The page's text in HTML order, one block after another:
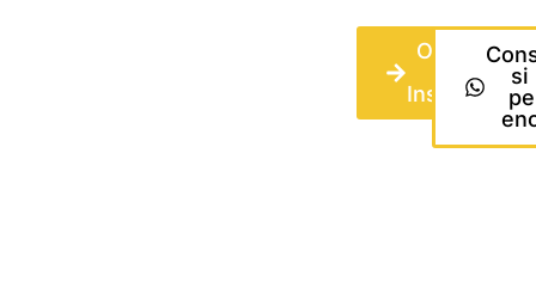
Ordenar
Instagram
si